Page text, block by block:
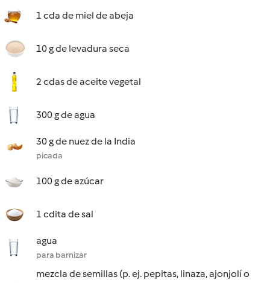
1 cda de miel de abeja
10 g de levadura seca
2 cdas de aceite vegetal
300 g de agua
30 g de nuez de la India
picada
100 g de azúcar
1 cdita de sal
agua
para barnizar
mezcla de semillas (p. ej. pepitas, linaza, ajonjolí o